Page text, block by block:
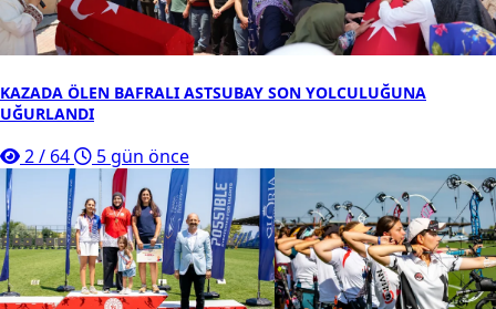
KAZADA ÖLEN BAFRALI ASTSUBAY SON YOLCULUĞUNA
UĞURLANDI
2/ 64 5 gün önce